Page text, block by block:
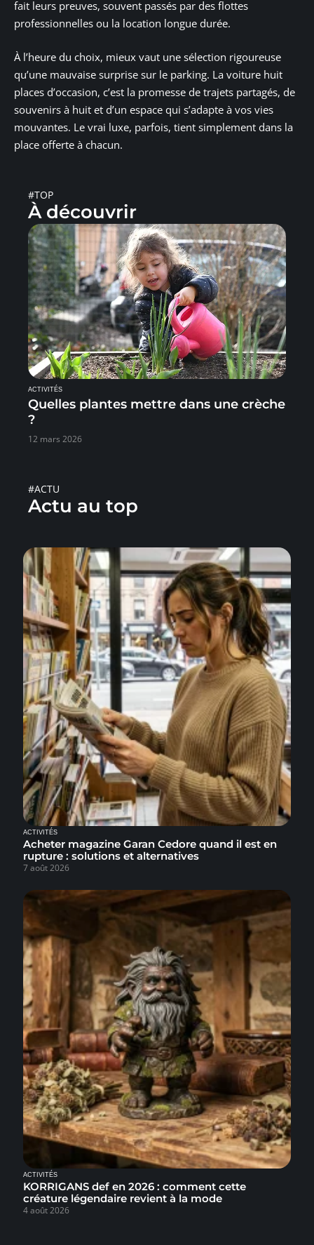
fait leurs preuves, souvent passés par des flottes
professionnelles ou la location longue durée.
À l’heure du choix, mieux vaut une sélection rigoureuse
qu’une mauvaise surprise sur le parking. La voiture huit
places d’occasion, c’est la promesse de trajets partagés, de
souvenirs à huit et d’un espace qui s’adapte à vos vies
mouvantes. Le vrai luxe, parfois, tient simplement dans la
place offerte à chacun.
#TOP
À découvrir
ACTIVITÉS
Quelles plantes mettre dans une crèche
?
12 mars 2026
#ACTU
Actu au top
ACTIVITÉS
Acheter magazine Garan Cedore quand il est en
rupture : solutions et alternatives
7 août 2026
ACTIVITÉS
KORRIGANS def en 2026 : comment cette
créature légendaire revient à la mode
4 août 2026